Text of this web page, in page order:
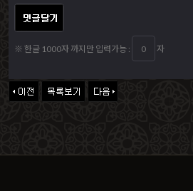
※ 한글 1000자 까지만 입력가능 : 자